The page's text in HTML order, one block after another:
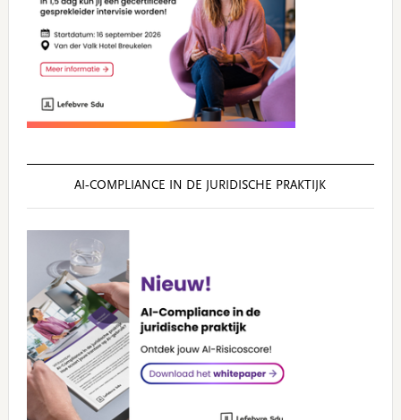
AI‑COMPLIANCE IN DE JURIDISCHE PRAKTIJK